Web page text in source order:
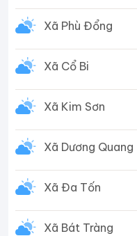
Xã Phù Đổng
Xã Cổ Bi
Xã Kim Sơn
Xã Dương Quang
Xã Đa Tốn
Xã Bát Tràng